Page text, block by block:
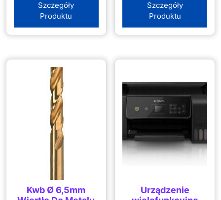
Szczegóły
Produktu
Szczegóły
Produktu
Kwb Ø 6,5mm
Urządzenie